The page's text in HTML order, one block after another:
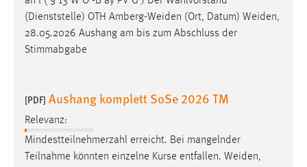
(Dienststelle) OTH Amberg-Weiden (Ort, Datum) Weiden,
28.05.2026 Aushang am bis zum Abschluss der
Stimmabgabe
[PDF] Aushang komplett SoSe 2026 TM
Relevanz:
Mindestteilnehmerzahl erreicht. Bei mangelnder
Teilnahme könnten einzelne Kurse entfallen. Weiden,